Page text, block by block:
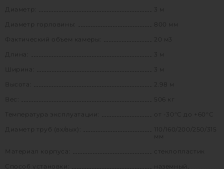
Диаметр:
3 м
Диаметр горловины:
800 мм
Фактический объем камеры:
20 м3
Длина:
3 м
Ширина:
3 м
Высота:
2.98 м
506 кг
Температура эксплуатации:
от -30°C до +60°C
Диаметр труб (вх/вых):
110/160/200/250/315
мм
Материал корпуса:
стеклопластик
Способ установки:
наземный,